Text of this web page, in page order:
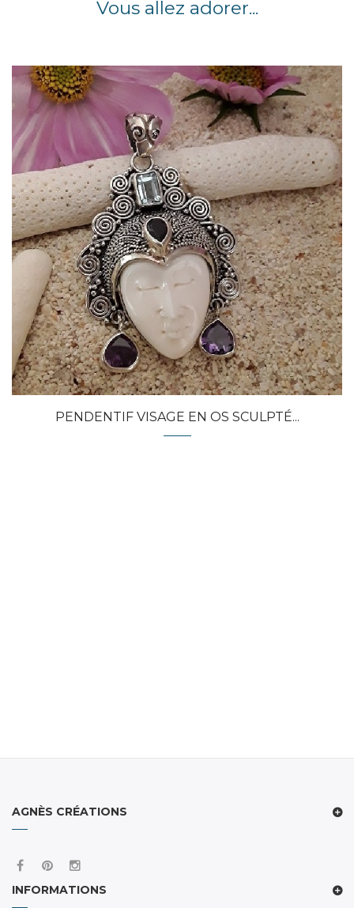
Vous allez adorer...
Quick view
PENDENTIF VISAGE EN OS SCULPTÉ...
AGNÈS CRÉATIONS
INFORMATIONS